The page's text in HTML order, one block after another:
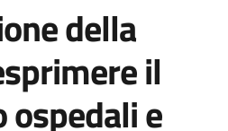
della
il
e